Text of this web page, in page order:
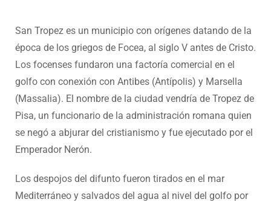
San Tropez es un municipio con orígenes datando de la
época de los griegos de Focea, al siglo V antes de Cristo.
Los focenses fundaron una factoría comercial en el
golfo con conexión con Antibes (Antípolis) y Marsella
(Massalia). El nombre de la ciudad vendría de Tropez de
Pisa, un funcionario de la administración romana quien
se negó a abjurar del cristianismo y fue ejecutado por el
Emperador Nerón.
Los despojos del difunto fueron tirados en el mar
Mediterráneo y salvados del agua al nivel del golfo por